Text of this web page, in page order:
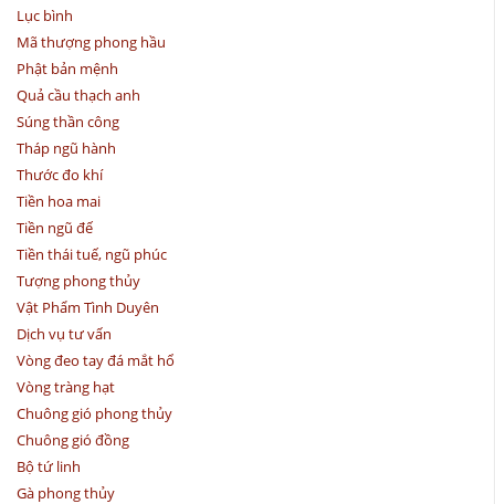
Lục bình
Mã thượng phong hầu
Phật bản mệnh
Quả cầu thạch anh
Súng thần công
Tháp ngũ hành
Thước đo khí
Tiền hoa mai
Tiền ngũ đế
Tiền thái tuế, ngũ phúc
Tượng phong thủy
Vật Phẩm Tình Duyên
Dịch vụ tư vấn
Vòng đeo tay đá mắt hổ
Vòng tràng hạt
Chuông gió phong thủy
Chuông gió đồng
Bộ tứ linh
Gà phong thủy